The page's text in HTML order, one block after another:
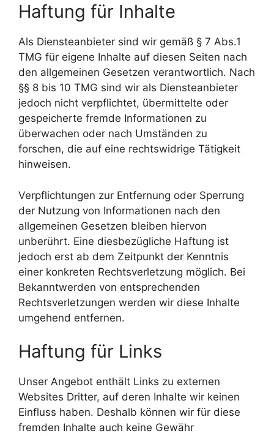
Haftung für Inhalte
Als Diensteanbieter sind wir gemäß § 7 Abs.1
TMG für eigene Inhalte auf diesen Seiten nach
den allgemeinen Gesetzen verantwortlich. Nach
§§ 8 bis 10 TMG sind wir als Diensteanbieter
jedoch nicht verpflichtet, übermittelte oder
gespeicherte fremde Informationen zu
überwachen oder nach Umständen zu
forschen, die auf eine rechtswidrige Tätigkeit
hinweisen.
Verpflichtungen zur Entfernung oder Sperrung
der Nutzung von Informationen nach den
allgemeinen Gesetzen bleiben hiervon
unberührt. Eine diesbezügliche Haftung ist
jedoch erst ab dem Zeitpunkt der Kenntnis
einer konkreten Rechtsverletzung möglich. Bei
Bekanntwerden von entsprechenden
Rechtsverletzungen werden wir diese Inhalte
umgehend entfernen.
Haftung für Links
Unser Angebot enthält Links zu externen
Websites Dritter, auf deren Inhalte wir keinen
Einfluss haben. Deshalb können wir für diese
fremden Inhalte auch keine Gewähr